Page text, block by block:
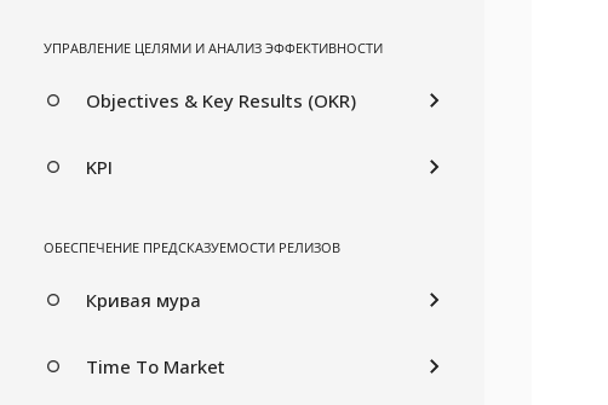
УПРАВЛЕНИЕ ЦЕЛЯМИ И АНАЛИЗ ЭФФЕКТИВНОСТИ
Objectives & Key Results (OKR)
KPI
ОБЕСПЕЧЕНИЕ ПРЕДСКАЗУЕМОСТИ РЕЛИЗОВ
Кривая мура
Time To Market